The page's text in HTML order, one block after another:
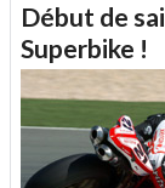
Début de
Superbike !